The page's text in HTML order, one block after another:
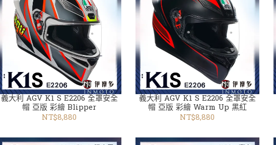
義大利 AGV K1 S E2206 全罩安全
帽 亞版 彩繪 Blipper
NT$8,880
義大利 AGV K1 S E2206 全罩安全
帽 亞版 彩繪 Warm Up 黑紅
NT$8,880